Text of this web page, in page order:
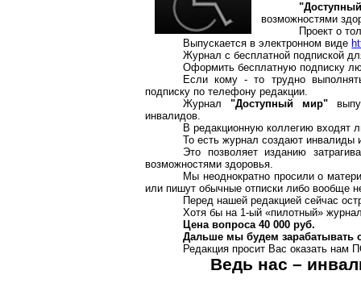
возможностями
Проект о
Выпускается в электронном виде
Журнал с бесплатной подпиской
Оформить бесплатную подписку
Если кому - то трудно
подписку по телефону редакции.
Журнал"Доступный мир"
инвалидов.
В редакционную коллегию входят
То есть журнал создают инвалиды
Это позволяет изданию
возможностями здоровья.
Мы неоднократно просили о
или пишут обычные отписки либо вообще
Перед нашей редакцией сейчас
Хотя бы на 1-ый «пилотный»
Цена вопроса 40 000 руб.
Дальше мы будем зарабатывать
Редакция просит Вас оказать
Ведь нас –